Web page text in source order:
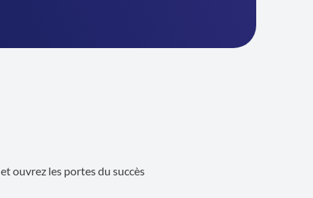
ouvrez les portes du succès